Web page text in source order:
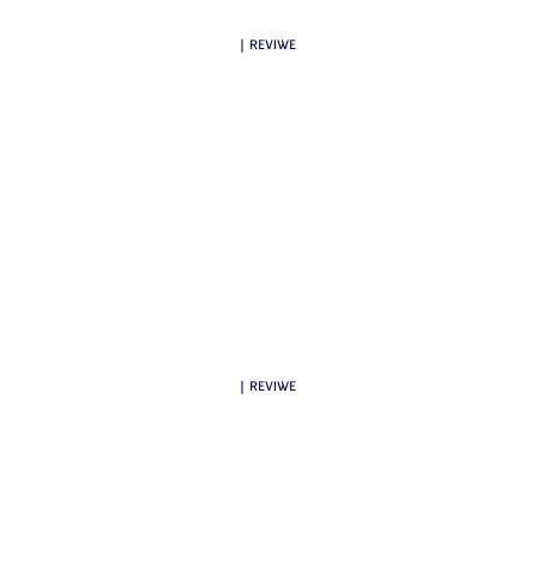
| REVIWE
| REVIWE